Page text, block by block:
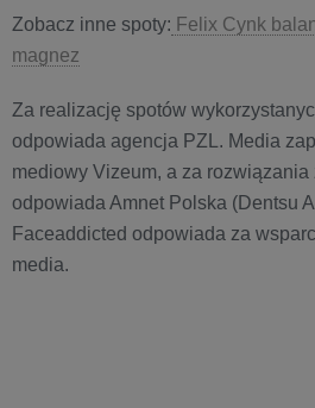
Zobacz inne spoty: Felix Cynk
magnez
Za realizację spotów
odpowiada agencja PZL. Media
mediowy Vizeum, a za
odpowiada Amnet Polska (Dentsu
Faceaddicted odpowiada za
media.